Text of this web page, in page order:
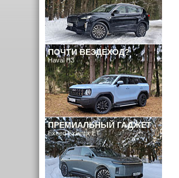
ПОЧТИ ВЕЗДЕХОД?
Haval H3
ПРЕМИАЛЬНЫЙ ГАДЖЕТ
Exeed Exlantix ET